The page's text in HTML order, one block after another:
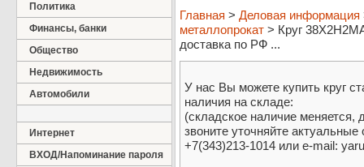
Политика
Финансы, банки
Общество
Недвижимость
Автомобили
Интернет
ВХОД/Напоминание пароля
Главная > Деловая информация
металлопрокат > Круг
доставка по РФ ...
У нас Вы можете купить круг
наличия на складе:
(складское наличие
звоните уточняйте
+7(343)213-1014 или e-mail: